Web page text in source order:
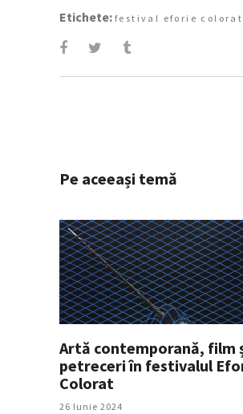
Etichete: festival eforie colorat
Pe aceeași temă
Artă contemporană, film
petreceri în festivalul
Colorat
26 Iunie 2024